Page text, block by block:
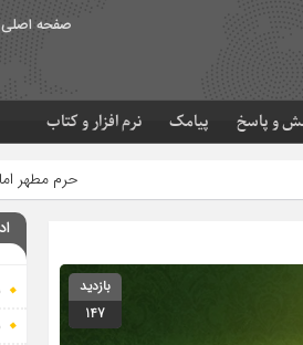
صفحه اصلی
و پاسخ پیامک نرم افزار و کتاب
حرم مطهر امام رضا (ع) در لحظه
بازدید
147